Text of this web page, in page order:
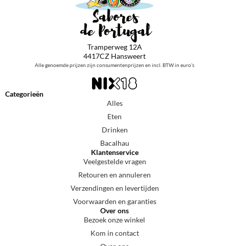
Tramperweg 12A
4417CZ Hansweert
Alle genoemde prijzen zijn consumentenprijzen en incl. BTW in euro’s
Categorieën
Alles
Eten
Drinken
Bacalhau
Klantenservice
Veelgestelde vragen
Retouren en annuleren
Verzendingen en levertijden
Voorwaarden en garanties
Over ons
Bezoek onze winkel
Kom in contact